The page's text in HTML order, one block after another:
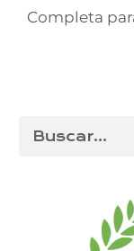
Completa